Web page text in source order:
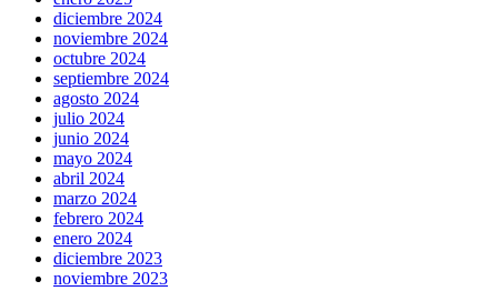
diciembre 2024
noviembre 2024
octubre 2024
septiembre 2024
agosto 2024
julio 2024
junio 2024
mayo 2024
abril 2024
marzo 2024
febrero 2024
enero 2024
diciembre 2023
noviembre 2023